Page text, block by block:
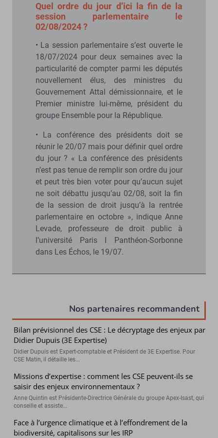
Quel ordre du jour d’ici la fin de la
session parlementaire le
02/08/2024 ?
• La session parlementaire s’est ouverte le
18/07/2024 pour deux semaines avec la
particularité de compter parmi les députés
nouvellement élus, des ministres du
Gouvernement Attal démissionnaire, et le
Premier ministre lui-même, président du
groupe Ensemble pour la République.
• La conférence des présidents doit se
réunir le 20/07 mais pour définir quel ordre
du jour ? « La conférence des présidents
n’est pas tenue de remplir son ordre du jour
et peut très bien voter pour qu’aucun sujet
ne soit débattu jusqu’au 02/08, soit la fin
de la session de droit jusqu’à la rentrée
parlementaire en octobre », indique Anne
Levade, professeure de droit public à
l’université Paris I Panthéon-Sorbonne
dans Les Échos, le 19/07.
Nos partenaires recommandent
Bilan prévisionnel des CSE : Le décryptage des enjeux par
Didier Dupuis (3E Expertise)
Didier Dupuis est Expert-comptable et Président de 3E Expertise. Pour
CSE Matin, il détaille les...
Missions d’expertise : comment les CSE peuvent-ils se
saisir des enjeux environnementaux ?
Anne Quintin est Présidente-Directrice Générale du groupe Apex-Isast, qui
conseille et assiste...
Face à l’urgence climatique et à l’effondrement de la
biodiversité, capitalisons sur les IRP